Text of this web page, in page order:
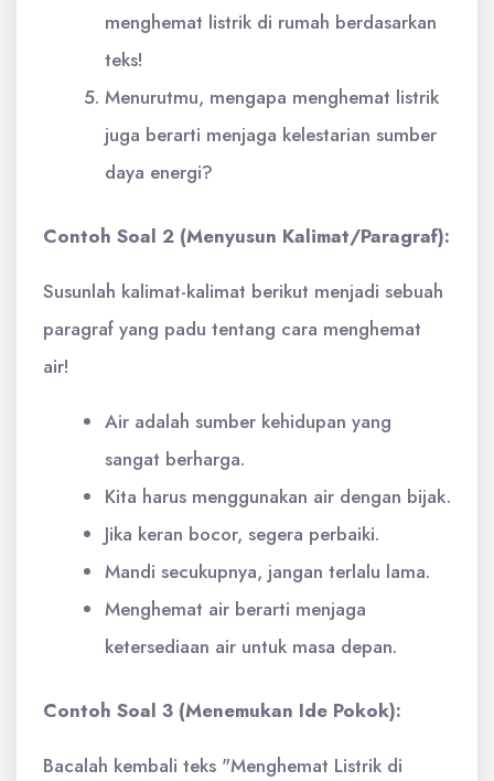
menghemat listrik di rumah berdasarkan
teks!
Menurutmu, mengapa menghemat listrik
juga berarti menjaga kelestarian sumber
daya energi?
Contoh Soal 2 (Menyusun Kalimat/Paragraf):
Susunlah kalimat-kalimat berikut menjadi sebuah
paragraf yang padu tentang cara menghemat
air!
Air adalah sumber kehidupan yang
sangat berharga.
Kita harus menggunakan air dengan bijak.
Jika keran bocor, segera perbaiki.
Mandi secukupnya, jangan terlalu lama.
Menghemat air berarti menjaga
ketersediaan air untuk masa depan.
Contoh Soal 3 (Menemukan Ide Pokok):
Bacalah kembali teks "Menghemat Listrik di